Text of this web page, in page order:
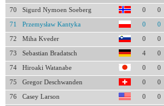
70 Sigurd Nymoen Soeberg 0 0
71 Przemysław Kantyka 0 0
72 Miha Kveder 0 0
73 Sebastian Bradatsch 4 0
74 Hiroaki Watanabe 0 0
75 Gregor Deschwanden 0 0
76 Casey Larson 0 0